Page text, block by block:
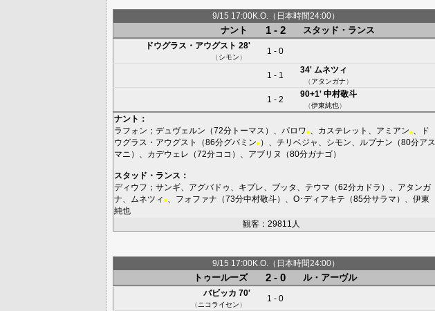
9/15 17:00K.O.（日本時間24:00）
ナント 1 - 2 スタッド・ランス
ドウグラス・アウグスト 28'
（シモン）
1 - 0
1 - 1
34' ムネツィ
（アタンガナ）
1 - 2
90+1' 中村敬斗
（伊東純也）
ナント ：
ラフォン ； デュヴェルン （72分 トーマス ）、 パロワ■ カステレット アミアン■
ド
ウグラス・アウグスト
（86分グバミン■ ）、 チリベジャ シモン ルプナン （80分アス
マニ ）、 カデウェレ （72分ココ ）、 アブリヌ （80分ガナゴ）
スタッド・ランス ：
ディウフ ； サンギ アグバドゥ キプレ ブッタ テウマ （62分カドラ ）、 アタンガ
ナ
ムネツィ ■ フォファナ （73分中村敬斗）、 O･ディアキテ （85分サラマ ）、 伊東
純也
観客：29811人
9/15 17:00K.O.（日本時間24:00）
トゥールーズ 2 - 0 ル・アーヴル
バビッカ 70'
（ ニコライセン）
1 - 0